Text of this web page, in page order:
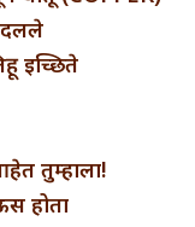
इच्छिते
तुम्हाला!
होता